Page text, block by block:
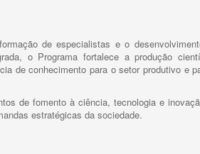
de especialistas e o
o Programa fortalece a produção
de conhecimento para o setor produtivo e
de fomento à ciência, tecnologia e
estratégicas da sociedade.